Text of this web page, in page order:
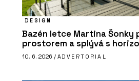
DESIGN
Bazén letce Martina Šonky
prostorem a splývá s
10. 6. 2026 / ADVERTORIAL